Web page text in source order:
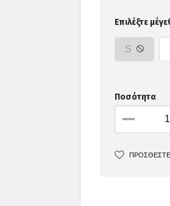
Επιλέξτε
S
Ποσότητα